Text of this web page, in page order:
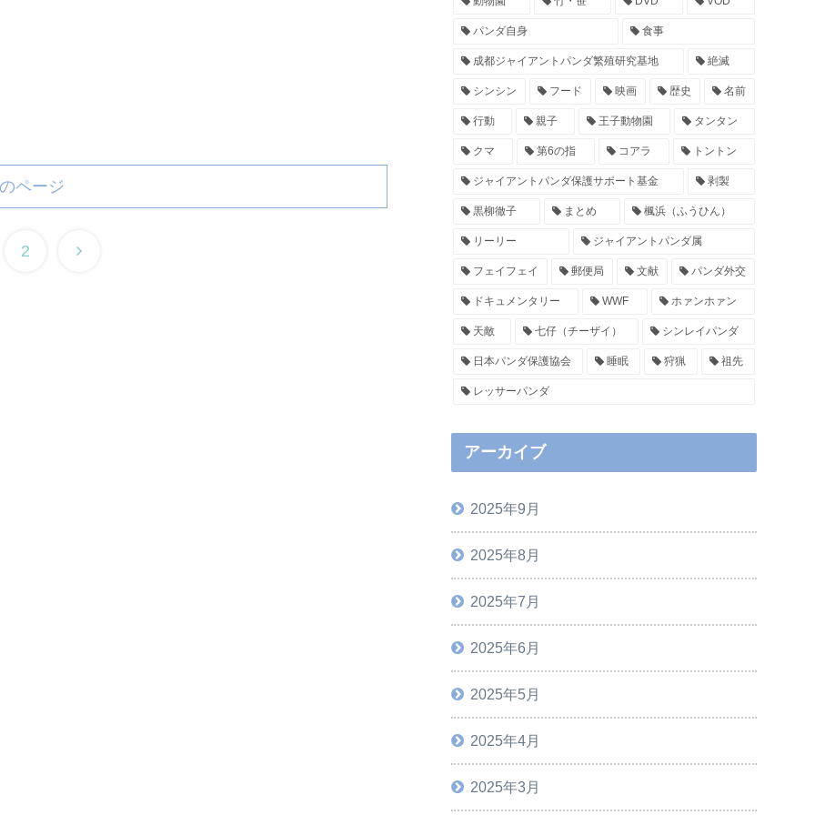
ページ
2
パンダ自身 食事
成都ジャイアントパンダ繁殖研究基地 絶滅
シンシン フード 映画 歴史 名前
行動 親子 王子動物園 タンタン
クマ 第6の指 コアラ トントン
ジャイアントパンダ保護サポート基金 剥製
黒柳徹子 まとめ 楓浜（ふうひん）
リーリー ジャイアントパンダ属
フェイフェイ 郵便局 文献 パンダ外交
ドキュメンタリー WWF ホァンホァン
天敵 七仔（チーザイ） シンレイパンダ
日本パンダ保護協会 睡眠 狩猟 祖先
レッサーパンダ
アーカイブ
2025年9月
2025年8月
2025年7月
2025年6月
2025年5月
2025年4月
2025年3月